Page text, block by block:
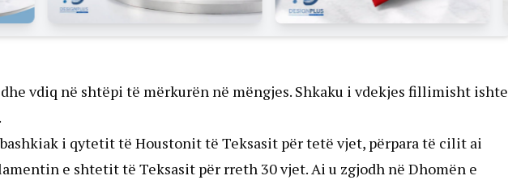
vdiq në shtëpi të mërkurën në mëngjes. Shkaku i vdekjes fillimisht ishte
i qytetit të Houstonit të Teksasit për tetë vjet, përpara të cilit ai
e shtetit të Teksasit për rreth 30 vjet. Ai u zgjodh në Dhomën e